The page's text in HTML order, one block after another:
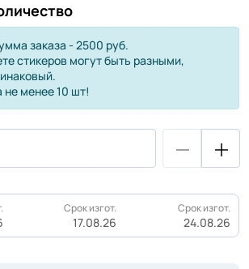
заказа - 2500 руб.
стикеров могут быть разными,
не менее 10 шт!
Срок изгот.
17.08.26
Срок изгот.
24.08.26